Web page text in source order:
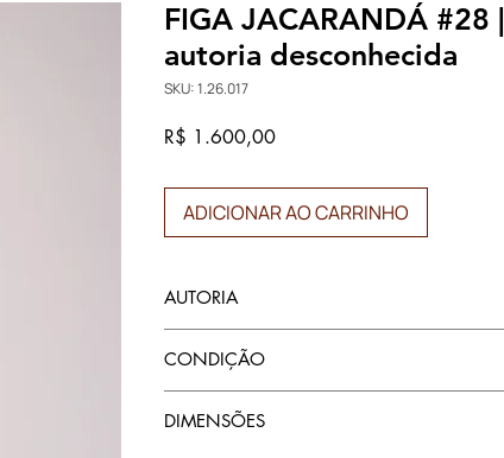
FIGA JACARANDÁ #28 |
autoria desconhecida
SKU: 1.26.017
R$ 1.600,00Preço
ADICIONAR AO CARRINHO
AUTORIA
CONDIÇÃO
DIMENSÕES